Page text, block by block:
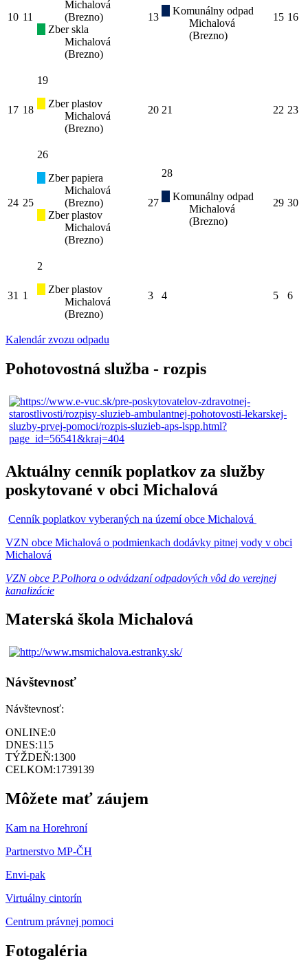
10 11
Michalová
(Brezno)
Zber skla
Michalová
(Brezno)
13
Komunálny odpad
Michalová
(Brezno)
15 16
17 18
19
Zber plastov
Michalová
(Brezno)
20 21 22 23
24 25
26
Zber papiera
Michalová
(Brezno)
Zber plastov
Michalová
(Brezno)
27
28
Komunálny odpad
Michalová
(Brezno)
29 30
31 1
2
Zber plastov
Michalová
(Brezno)
3 4 5 6
Kalendár zvozu odpadu
Pohotovostná služba - rozpis
Aktuálny cenník poplatkov za služby
poskytované v obci Michalová
Cenník poplatkov vyberaných na území obce Michalová
VZN obce Michalová o podmienkach dodávky pitnej vody v obci
Michalová
VZN obce P.Polhora o odvádzaní odpadových vôd do verejnej
kanalizácie
Materská škola Michalová
Návštevnosť
Návštevnosť:
ONLINE:0
DNES:115
TÝŽDEŇ:1300
CELKOM:1739139
Môžete mať záujem
Kam na Horehroní
Partnerstvo MP-ČH
Envi-pak
Virtuálny cintorín
Centrum právnej pomoci
Fotogaléria